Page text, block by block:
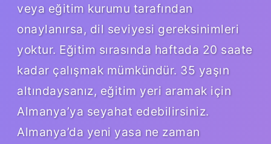
veya eğitim kurumu tarafından
onaylanırsa, dil seviyesi gereksinimleri
yoktur. Eğitim sırasında haftada 20 saate
kadar çalışmak mümkündür. 35 yaşın
altındaysanız, eğitim yeri aramak için
Almanya’ya seyahat edebilirsiniz.
Almanya’da yeni yasa ne zaman